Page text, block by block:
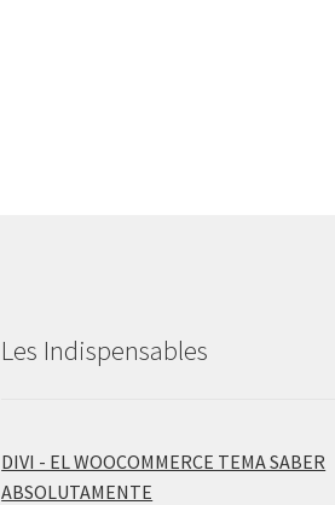
Les Indispensables
DIVI - EL WOOCOMMERCE TEMA SABER
ABSOLUTAMENTE